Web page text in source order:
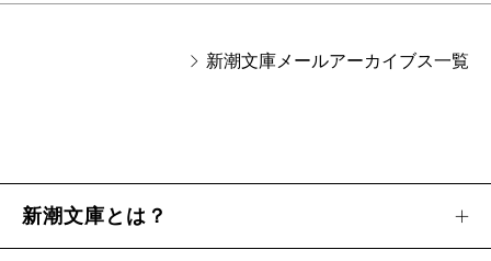
新潮文庫メールアーカイブス一覧
新潮文庫とは？